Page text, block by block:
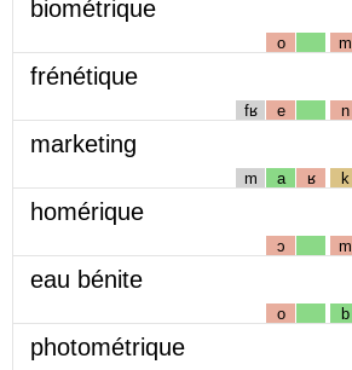
biométrique
o m
frénétique
fʁ e n
marketing
m a ʁ k
homérique
ɔ m
eau bénite
o b
photométrique